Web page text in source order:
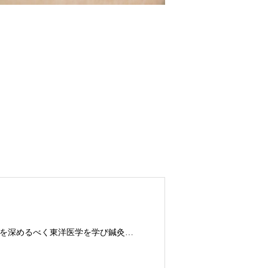
鍼灸師。体育大学出身。フィットネストレーナーとして10年勤務。さらに探求を深めるべく東洋医学を学び鍼灸師に転身。治療歴20年。体の整体治療、食いしばり改善治療、その他顔鍼など様々な症状の施術に日々、奔走しております。